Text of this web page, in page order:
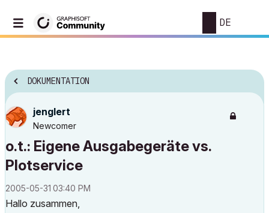
DE
DOKUMENTATION
jenglert
Newcomer
o.t.: Eigene Ausgabegeräte vs.
Plotservice
‎2005-05-31 03:40 PM
Hallo zusammen,